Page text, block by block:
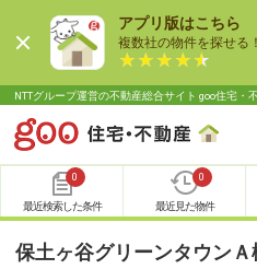
アプリ版はこちら
複数社の物件を探せる！
NTTグループ運営の不動産総合サイト goo住宅・
0
最近検索した条件
0
最近見た物件
保土ヶ谷グリーンタウンＡ